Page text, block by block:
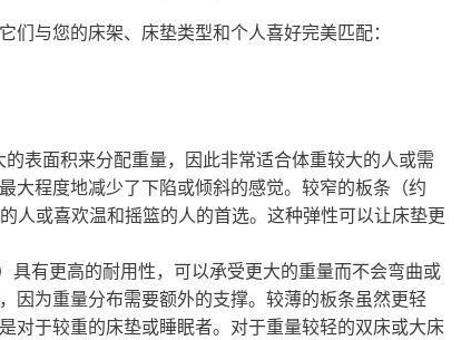
与您的床架、床垫类型和个人喜好完美匹配：
表面积来分配重量，因此非常适合体重较大的人或需
大程度地减少了下陷或倾斜的感觉。较窄的板条（约
人或喜欢温和摇篮的人的首选。这种弹性可以让床垫更
有更高的耐用性，可以承受更大的重量而不会弯曲或
因为重量分布需要额外的支撑。较薄的板条虽然更轻
对于较重的床垫或睡眠者。对于重量较轻的双床或大床